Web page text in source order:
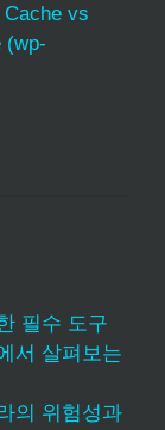
vs
(wp-
필수 도구
서 살펴보는
의 위험성과